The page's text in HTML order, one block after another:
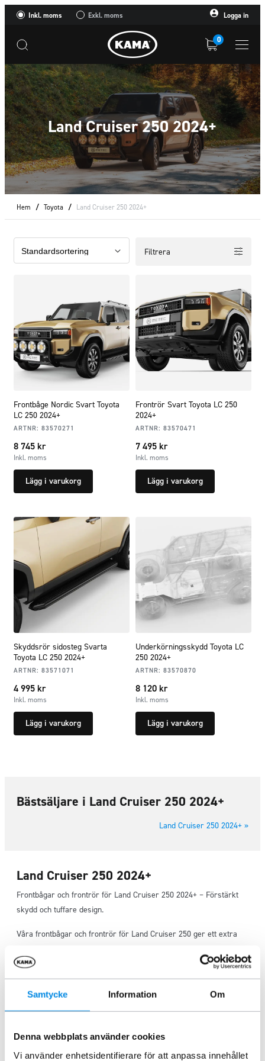
Samtycke Information Om
Denna webbplats använder cookies
Vi använder enhetsidentifierare för att anpassa innehållet
Inkl. moms Exkl. moms Logga in
0
Land Cruiser 250 2024+
Hem / Toyota / Land Cruiser 250 2024+
Filtrera
Frontbåge Nordic Svart Toyota
LC 250 2024+
ARTNR: 83570271
8 745 kr
Inkl. moms
Lägg i varukorg
Frontrör Svart Toyota LC 250
2024+
ARTNR: 83570471
7 495 kr
Inkl. moms
Lägg i varukorg
Skyddsrör sidosteg Svarta
Toyota LC 250 2024+
ARTNR: 83571071
4 995 kr
Inkl. moms
Lägg i varukorg
Underkörningsskydd Toyota LC
250 2024+
ARTNR: 83570870
8 120 kr
Inkl. moms
Lägg i varukorg
Bästsäljare i Land Cruiser 250 2024+
Land Cruiser 250 2024+ »
Land Cruiser 250 2024+
Frontbågar och frontrör för Land Cruiser 250 2024+ – Förstärkt
skydd och tuffare design.
Våra frontbågar och frontrör för Land Cruiser 250 ger ett extra
klarar tuffa förhållanden. Frontbågar och frontrör är perfekta för
dig som kör mycket i krävande miljöer och vill ge din Toyota LC
250 ett kraftfullt och robust utseende. Dessa tillbehör är
modellanpassade och enkla att montera, vilket gör dem till ett